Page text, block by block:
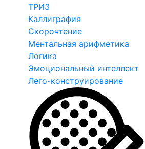
ТРИЗ
Каллиграфия
Скорочтение
Ментальная арифметика
Логика
Эмоциональный интеллект
Лего-конструирование